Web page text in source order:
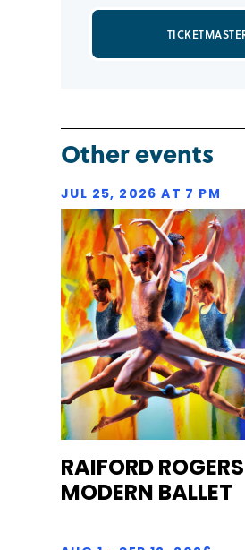
Other events
JUL 25, 2026 AT 7 PM
RAIFORD ROGERS
MODERN BALLET